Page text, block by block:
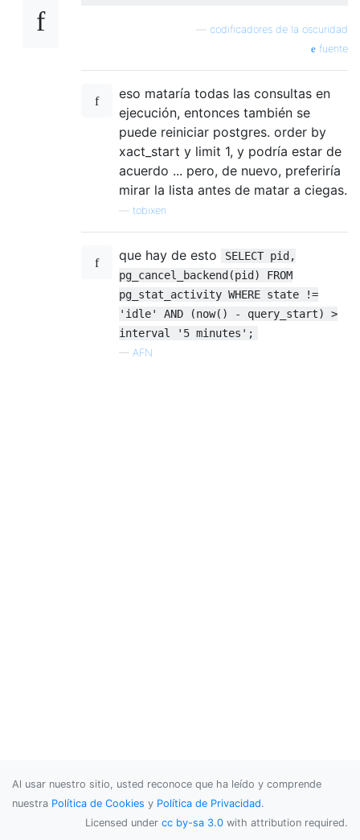
codificadores de la oscuridad
fuente
eso mataría todas las consultas en
ejecución, entonces también se
puede reiniciar postgres. order by
xact_start y limit 1, y podría estar de
acuerdo ... pero, de nuevo, preferiría
mirar la lista antes de matar a ciegas.
tobixen
que hay de esto
SELECT pid,
pg_cancel_backend(pid) FROM
pg_stat_activity WHERE state !=
'idle' AND (now() - query_start) >
interval '5 minutes';
— AFN
Al usar nuestro sitio, usted reconoce que ha leído y comprende
nuestra Política de Cookies y Política de Privacidad.
Licensed under cc by-sa 3.0 with attribution required.